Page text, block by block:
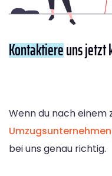
Kontaktiereuns jetzt
Wenn du nach einem
bei uns genau richtig.